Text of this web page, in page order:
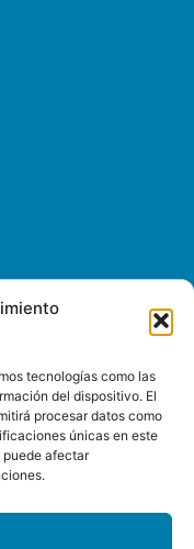
tecnologías como las
del dispositivo. El
procesar datos como
únicas en este
puede afectar
14:00 17:00